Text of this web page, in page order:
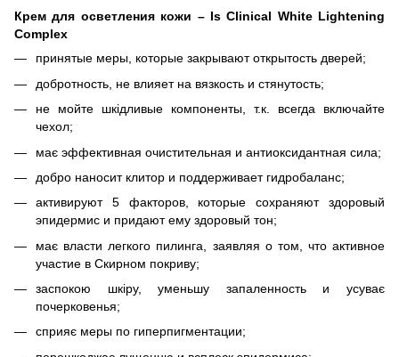
Крем для осветления кожи – Is Clinical White Lightening
Complex
принятые меры, которые закрывают открытость дверей;
добротность, не влияет на вязкость и стянутость;
не мойте шкідливые компоненты, т.к. всегда включайте
чехол;
має эффективная очистительная и антиоксидантная сила;
добро наносит клитор и поддерживает гидробаланс;
активируют 5 факторов, которые сохраняют здоровый
эпидермис и придают ему здоровый тон;
має власти легкого пилинга, заявляя о том, что активное
участие в Скирном покриву;
заспокою шкіру, уменьшу запаленность и усуває
почерковенья;
сприяє меры по гиперпигментации;